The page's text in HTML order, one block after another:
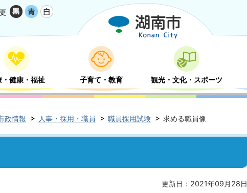
・健康・福祉 子育て・教育 観光・文化・スポーツ
政情報 人事・採用・職員 職員採用試験 求める職員像
更新日：2021年09月28日